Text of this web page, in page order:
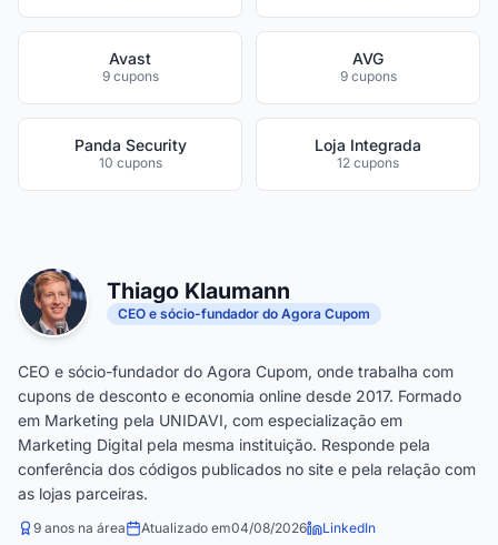
Avast
9 cupons
AVG
9 cupons
Panda Security
10 cupons
Loja Integrada
12 cupons
Thiago Klaumann
CEO e sócio-fundador do Agora Cupom
CEO e sócio-fundador do Agora Cupom, onde trabalha com
cupons de desconto e economia online desde 2017. Formado
em Marketing pela UNIDAVI, com especialização em
Marketing Digital pela mesma instituição. Responde pela
conferência dos códigos publicados no site e pela relação com
as lojas parceiras.
9 anos na área Atualizado em04/08/2026 LinkedIn